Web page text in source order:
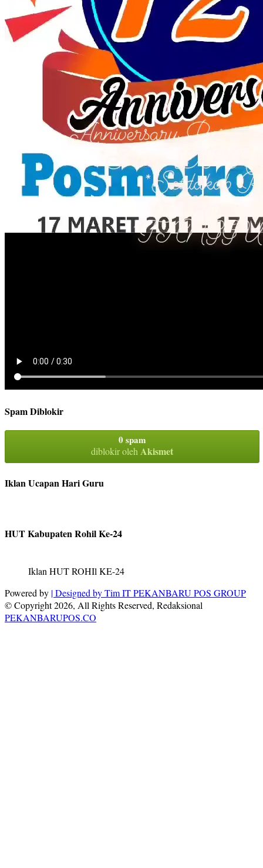
Spam Diblokir
0 spam
diblokir olehAkismet
Iklan Ucapan Hari Guru
HUT Kabupaten Rohil Ke-24
Iklan HUT ROHIl KE-24
Powered by | Designed byTim IT PEKANBARU POS GROUP
© Copyright 2026, All Rights Reserved, Redaksional
PEKANBARUPOS.CO